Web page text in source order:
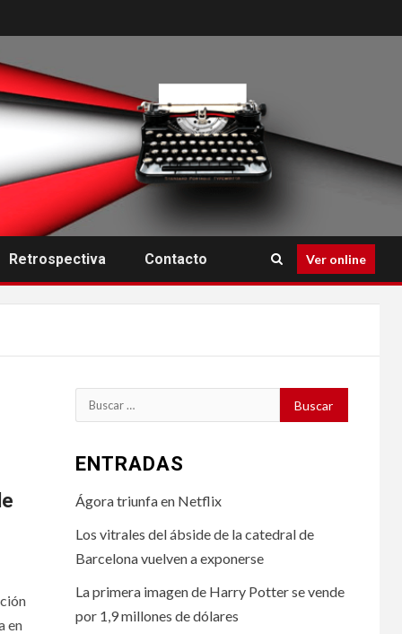
Retrospectiva Contacto Ver online
en
Buscar:
ENTRADAS
Ágora triunfa en Netflix
Los vitrales del ábside de la catedral de
Barcelona vuelven a exponerse
La primera imagen de Harry Potter se vende
por 1,9 millones de dólares